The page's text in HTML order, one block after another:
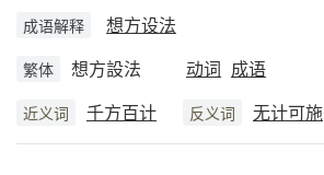
成语解释 想方设法
繁体 想方設法 动词 成语
近义词 千方百计 反义词 无计可施